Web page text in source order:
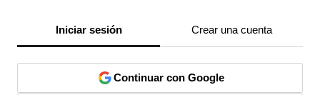
Iniciar sesión Crear una cuenta
Continuar con Google